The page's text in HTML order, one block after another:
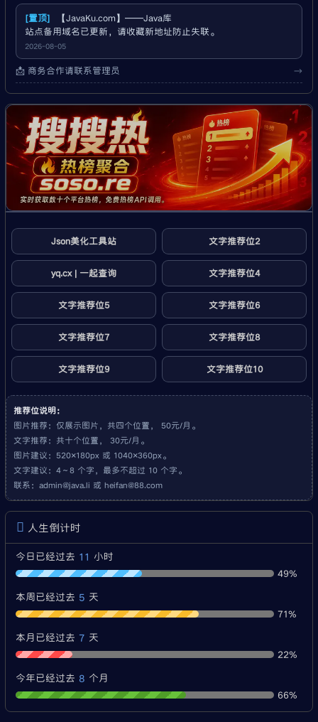
[置顶]
【JavaKu.com】——Java库
站点备用域名已更新，请收藏新地址防止失联。
2026-08-05
📩 商务合作请联系管理员 →
Json美化工具站 文字推荐位2
yq.cx | 一起查询 文字推荐位4
文字推荐位5 文字推荐位6
文字推荐位7 文字推荐位8
文字推荐位9 文字推荐位10
推荐位说明：
图片推荐：仅展示图片，共四个位置， 50元/月。
文字推荐：共十个位置， 30元/月。
图片建议：520×180px 或 1040×360px。
文字建议：4～8 个字，最多不超过 10 个字。
联系： admin@java.li 或 heifan@88.com
人生倒计时
今日已经过去 11 小时
49%
本周已经过去 5 天
71%
本月已经过去 7 天
22%
今年已经过去 8 个月
66%